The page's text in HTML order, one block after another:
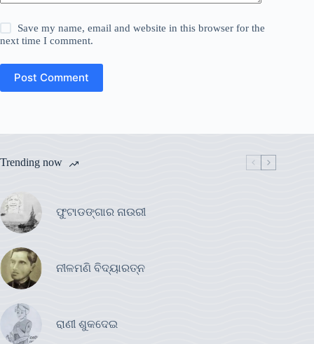
Save my name, email and website in this browser for the
next time I comment.
Post Comment
Trending now
ଫୁଟାଡଙ୍ଗାର ନାଉରୀ
ନୀଳମଣି ବିଦ୍ୟାରତ୍ନ
ରାଣୀ ଶୁକଦେଇ